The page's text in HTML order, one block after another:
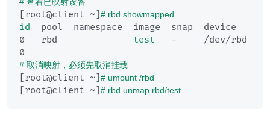
[root@client ~] # rbd showmapped
id
  pool  namespace  image  snap  device
0   rbd test
   -     /dev/rbd
# 取消映射，必须先取消挂载
[root@client ~] # umount /rbd
[root@client ~] # rbd unmap rbd/test